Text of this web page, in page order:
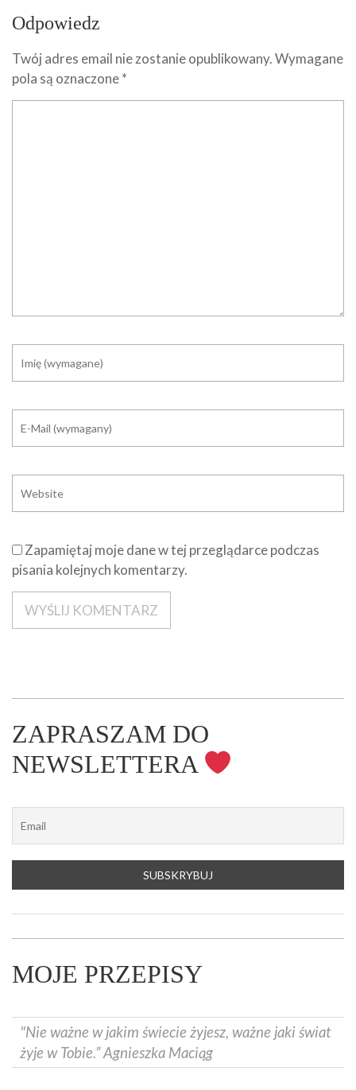
Odpowiedz
Twój adres email nie zostanie opublikowany.Wymagane
pola są oznaczone*
Zapamiętaj moje dane w tej przeglądarce podczas
pisania kolejnych komentarzy.
ZAPRASZAM DO
NEWSLETTERA
MOJE PRZEPISY
"Nie ważne w jakim świecie żyjesz, ważne jaki świat
żyje w Tobie.” Agnieszka Maciąg